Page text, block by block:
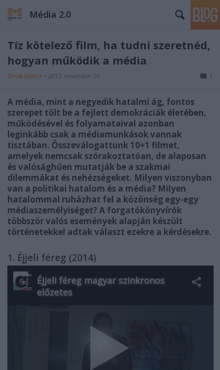
Média 2.0
Tíz kötelező film, ha tudni szeretnéd,
hogyan működik a média
Török Balázs • 2015. november 01. 1
A média, mint a negyedik hatalmi ág, fontos
szerepet tölt be a fejlett demokráciák életében,
működésével és folyamataival azonban
leginkább csak a médiamunkások vannak
tisztában. Összeválogattunk 10+1 filmet,
amelyek nemcsak szórakoztatóan, de alaposan
és valósághűen mutatják be a szakmai
dilemmákat és nehézségeket. Milyen viszonyban
van a politikai hatalom és a média? Milyen
hatalommal ruházhat fel a közönség egy-egy
médiaszemélyiséget? A forgatókönyvírók
többször valós események alapján készült
történetekkel adtak választ ezekre a kérdésekre.
1. Éjjeli féreg (2014)